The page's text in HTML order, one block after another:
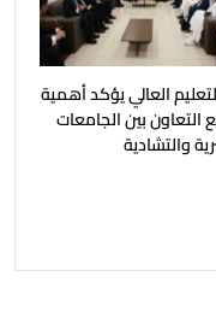
العالي يؤكد أهمية
التعاون بين الجامعات
والتشادية